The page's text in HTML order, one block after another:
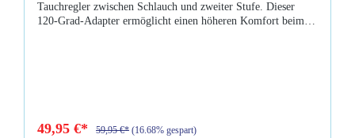
Tauchregler zwischen Schlauch und zweiter Stufe. Dieser
120-Grad-Adapter ermöglicht einen höheren Komfort beim
49,95 €* 59,95 €* (16.68% gespart)